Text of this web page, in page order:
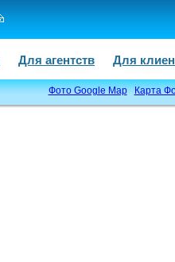
Для агентств Для
Фото Google Map Карта